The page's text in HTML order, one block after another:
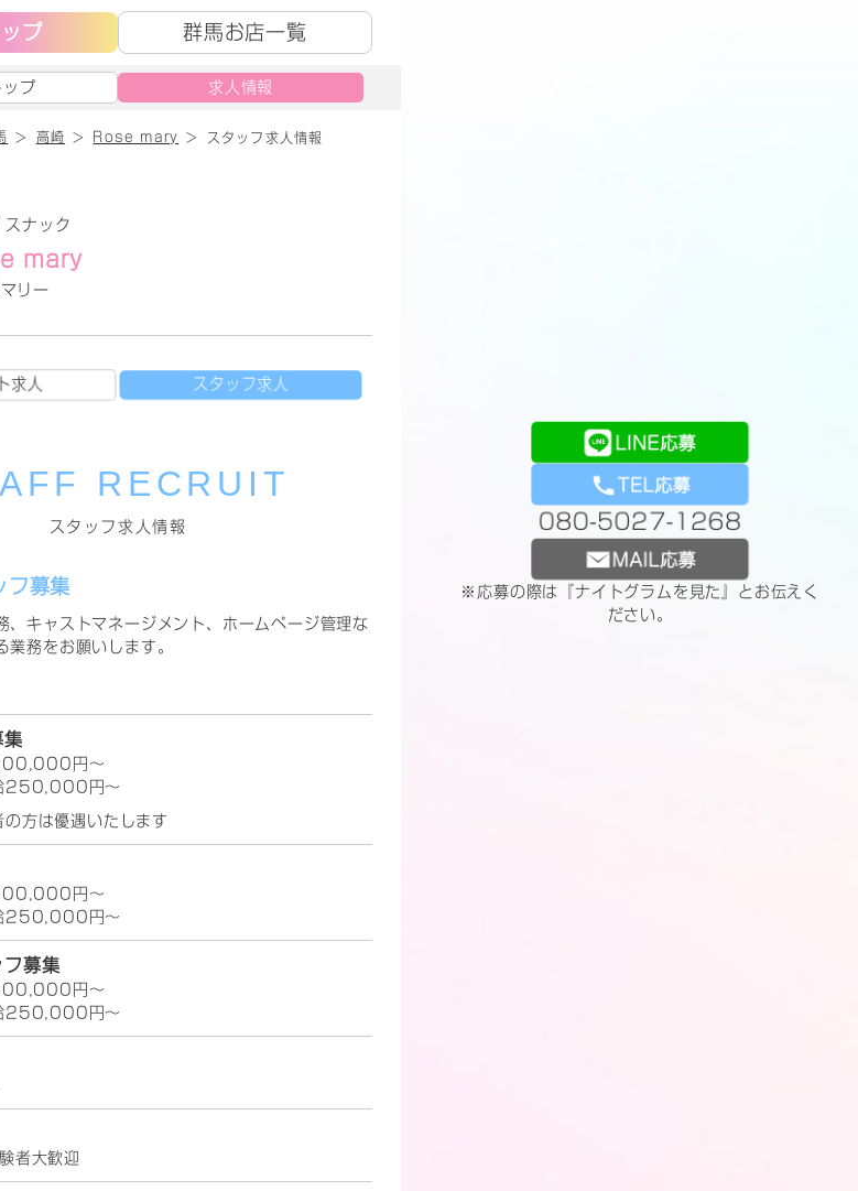
プ 群馬お店一覧
ップ 求人情報
高崎 Rose mary スタッフ求人情報
ナック
mary
リー
求人 スタッフ求人
RECRUIT
スタッフ求人情報
フ募集
、キャストマネージメント、ホームページ管理な
業務をお願いします。
集
300,000円～
250,000円～
方は優遇いたします
300,000円～
250,000円～
フ募集
300,000円～
250,000円～
者大歓迎
LINE応募
TEL応募
080-5027-1268
MAIL応募
※応募の際は『ナイトグラムを見た』とお伝えく
ださい。